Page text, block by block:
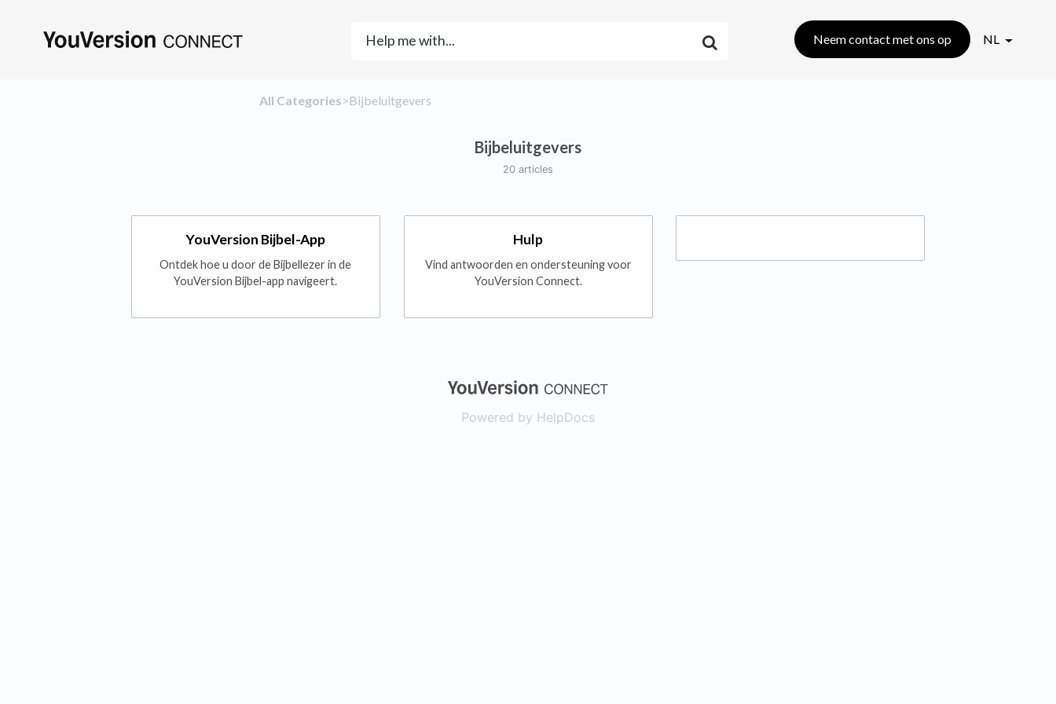
Neem contact met ons op NL
All Categories​>​​Bijbeluitgevers
Bijbeluitgevers
20 articles
YouVersion Bijbel-App
Ontdek hoe u door de Bijbellezer in de
YouVersion Bijbel-app navigeert.
Hulp
Vind antwoorden en ondersteuning voor
YouVersion Connect.
(opens in a new tab)
Powered by HelpDocs